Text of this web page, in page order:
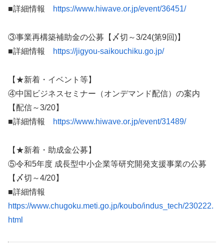
■詳細情報
https://www.hiwave.or.jp/event/36451/
③事業再構築補助金の公募【〆切～3/24(第9回)】
■詳細情報
https://jigyou-saikouchiku.go.jp/
【★新着・イベント等】
④中国ビジネスセミナー（オンデマンド配信）の案内
【配信～3/20】
■詳細情報
https://www.hiwave.or.jp/event/31489/
【★新着・助成金公募】
⑤令和5年度 成長型中小企業等研究開発支援事業の公募
【〆切～4/20】
■詳細情報
https://www.chugoku.meti.go.jp/koubo/indus_tech/230222.
html